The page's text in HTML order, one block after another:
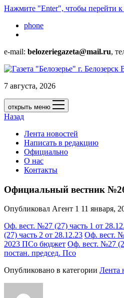
Нажмите "Enter", чтобы перейти к
phone
e-mail: belozeriegazeta@mail.ru,
7 августа, 2026
открыть меню
Назад
Лента новостей
Написать в редакцию
Официально
О нас
Контакты
Официальный вестник
Опубликовал Агент 1 11 января,
Оф. вест. №27 (27) часть 1 от
(27) часть 2 от 28.12.23 Оф. вест.
2023 ПСо бюджет Оф. вест. №27
постан. председ. Псо
Опубликовано в категории Лента